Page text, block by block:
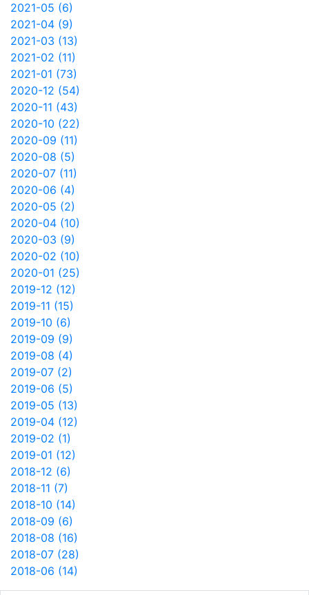
2021-05 (6)
2021-04 (9)
2021-03 (13)
2021-02 (11)
2021-01 (73)
2020-12 (54)
2020-11 (43)
2020-10 (22)
2020-09 (11)
2020-08 (5)
2020-07 (11)
2020-06 (4)
2020-05 (2)
2020-04 (10)
2020-03 (9)
2020-02 (10)
2020-01 (25)
2019-12 (12)
2019-11 (15)
2019-10 (6)
2019-09 (9)
2019-08 (4)
2019-07 (2)
2019-06 (5)
2019-05 (13)
2019-04 (12)
2019-02 (1)
2019-01 (12)
2018-12 (6)
2018-11 (7)
2018-10 (14)
2018-09 (6)
2018-08 (16)
2018-07 (28)
2018-06 (14)